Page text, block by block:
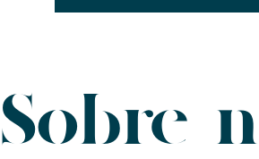
Sobre